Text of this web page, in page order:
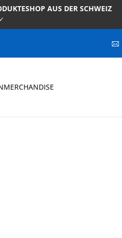
AUS DER SCHWEIZ
MERCHANDISE